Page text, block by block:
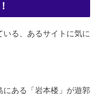
る、あるサイトに気に
にある「岩本楼」が遊郭